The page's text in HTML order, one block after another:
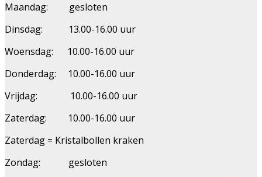
Maandag: gesloten
Dinsdag: 13.00-16.00 uur
Woensdag: 10.00-16.00 uur
Donderdag: 10.00-16.00 uur
Vrijdag: 10.00-16.00 uur
Zaterdag: 10.00-16.00 uur
Zaterdag = Kristalbollen kraken
Zondag: gesloten